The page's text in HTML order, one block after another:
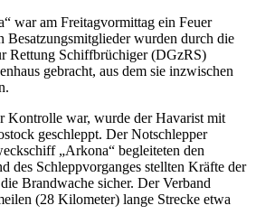
war am Freitagvormittag ein Feuer
Besatzungsmitglieder wurden durch die
Rettung Schiffbrüchiger (DGzRS)
gebracht, aus dem sie inzwischen
Kontrolle war, wurde der Havarist mit
geschleppt. Der Notschlepper
„Arkona“ begleiteten den
des Schleppvorganges stellten Kräfte der
Brandwache sicher. Der Verband
(28 Kilometer) lange Strecke etwa